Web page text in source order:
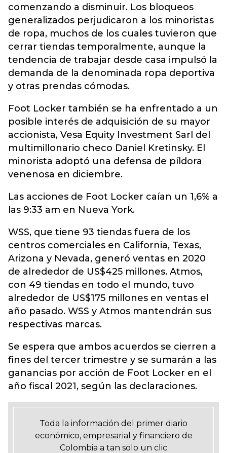
comenzando a disminuir. Los bloqueos
generalizados perjudicaron a los minoristas
de ropa, muchos de los cuales tuvieron que
cerrar tiendas temporalmente, aunque la
tendencia de trabajar desde casa impulsó la
demanda de la denominada ropa deportiva
y otras prendas cómodas.
Foot Locker también se ha enfrentado a un
posible interés de adquisición de su mayor
accionista, Vesa Equity Investment Sarl del
multimillonario checo Daniel Kretinsky. El
minorista adoptó una defensa de píldora
venenosa en diciembre.
Las acciones de Foot Locker caían un 1,6% a
las 9:33 am en Nueva York.
WSS, que tiene 93 tiendas fuera de los
centros comerciales en California, Texas,
Arizona y Nevada, generó ventas en 2020
de alrededor de US$425 millones. Atmos,
con 49 tiendas en todo el mundo, tuvo
alrededor de US$175 millones en ventas el
año pasado. WSS y Atmos mantendrán sus
respectivas marcas.
Se espera que ambos acuerdos se cierren a
fines del tercer trimestre y se sumarán a las
ganancias por acción de Foot Locker en el
año fiscal 2021, según las declaraciones.
Toda la información del primer diario
económico, empresarial y financiero de
Colombia a tan solo un clic